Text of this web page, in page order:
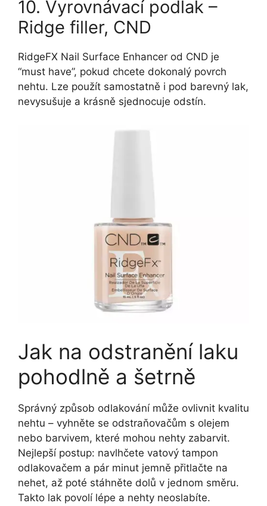
10. Vyrovnávací podlak –
Ridge filler, CND
RidgeFX Nail Surface Enhancer od CND je
“must have”, pokud chcete dokonalý povrch
nehtu. Lze použít samostatně i pod barevný lak,
nevysušuje a krásně sjednocuje odstín.
Jak na odstranění laku
pohodlně a šetrně
Správný způsob odlakování může ovlivnit kvalitu
nehtu – vyhněte se odstraňovačům s olejem
nebo barvivem, které mohou nehty zabarvit.
Nejlepší postup: navlhčete vatový tampon
odlakovačem a pár minut jemně přitlačte na
nehet, až poté stáhněte dolů v jednom směru.
Takto lak povolí lépe a nehty neoslabíte.